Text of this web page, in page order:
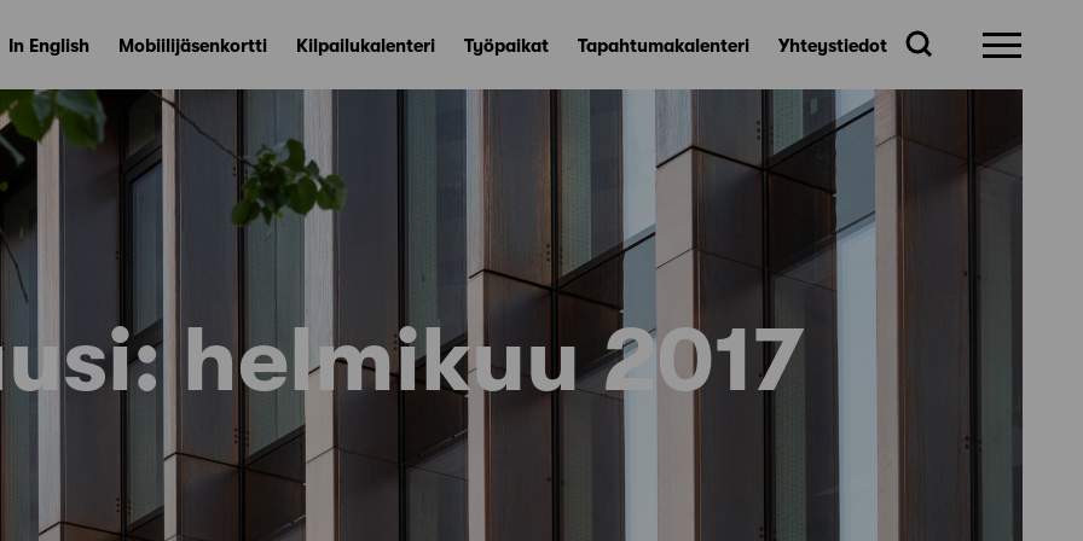
In English Mobiilijäsenkortti Kilpailukalenteri Työpaikat Tapahtumakalenteri Yhteystiedot
helmikuu 2017